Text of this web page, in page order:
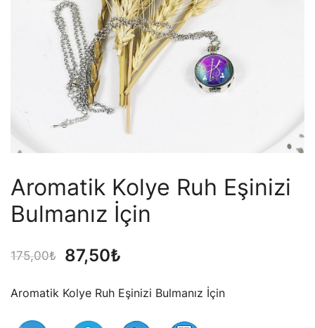
Aromatik Kolye Ruh Eşinizi
Bulmanız İçin
175,00₺
Orijinal
87,50₺
Aromatik Kolye Ruh Eşinizi Bulmanız İçin